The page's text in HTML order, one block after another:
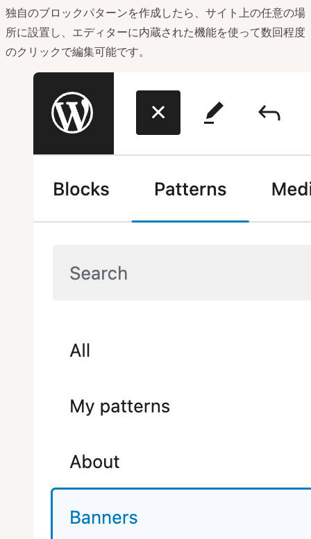
独自のブロックパターンを作成したら、サイト上の任意の場
所に設置し、エディターに内蔵された機能を使って数回程度
のクリックで編集可能です。